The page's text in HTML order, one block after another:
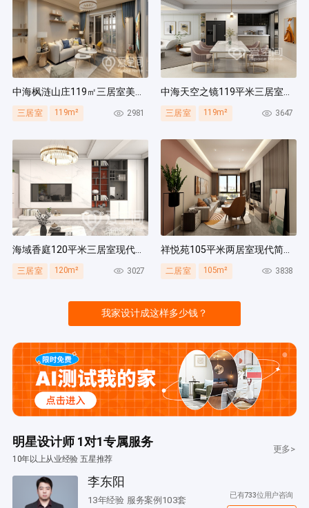
中海枫涟山庄119㎡三居室美式风装修案例
三居室 119m² 2981
中海天空之镜119平米三居室北欧风装修案例
三居室 119m² 3647
海域香庭120平米三居室现代简约风装修案例
三居室 120m² 3027
祥悦苑105平米两居室现代简约风装修案例
二居室 105m² 3838
我家设计成这样多少钱？
明星设计师 1对1专属服务
10年以上从业经验 五星推荐
更多>
李东阳
13年经验 服务案例103套 已有733位用户咨询